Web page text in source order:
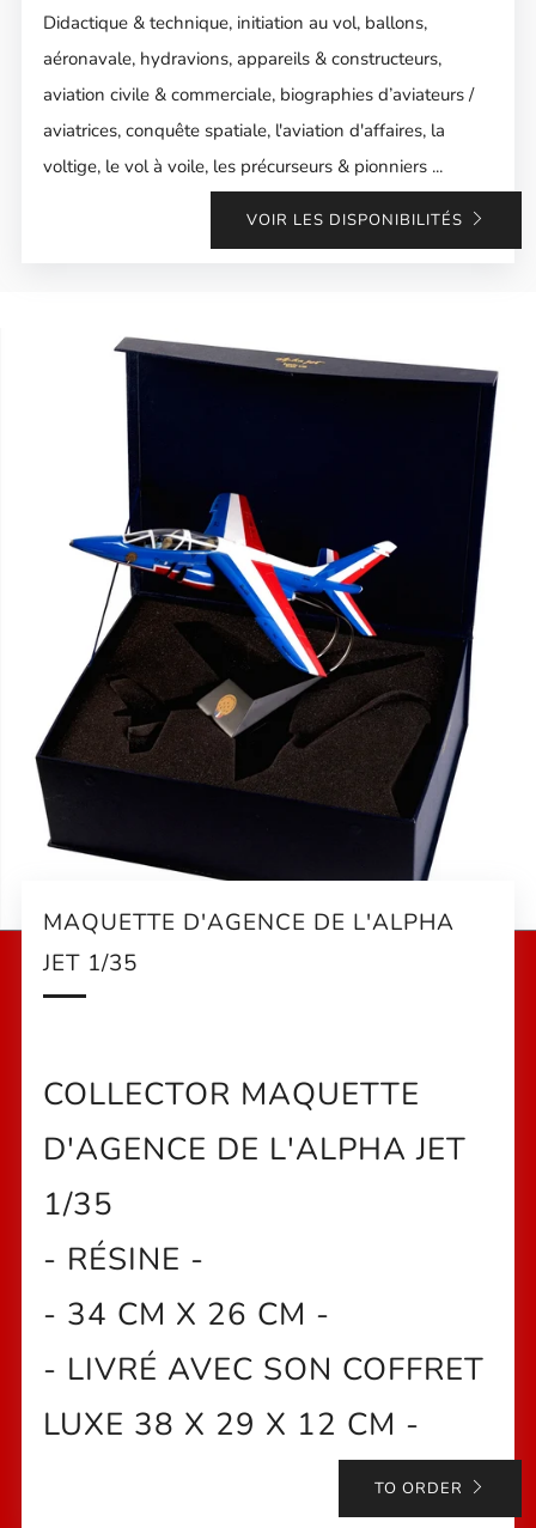
Didactique & technique, initiation au vol, ballons,
aéronavale, hydravions, appareils & constructeurs,
aviation civile & commerciale, biographies d’aviateurs /
aviatrices, conquête spatiale, l'aviation d'affaires, la
voltige, le vol à voile, les précurseurs & pionniers ...
VOIR LES DISPONIBILITÉS
MAQUETTE D'AGENCE DE L'ALPHA
JET 1/35
COLLECTOR MAQUETTE
D'AGENCE DE L'ALPHA JET
1/35
- RÉSINE -
- 34 CM X 26 CM -
- LIVRÉ AVEC SON COFFRET
LUXE 38 X 29 X 12 CM -
TO ORDER